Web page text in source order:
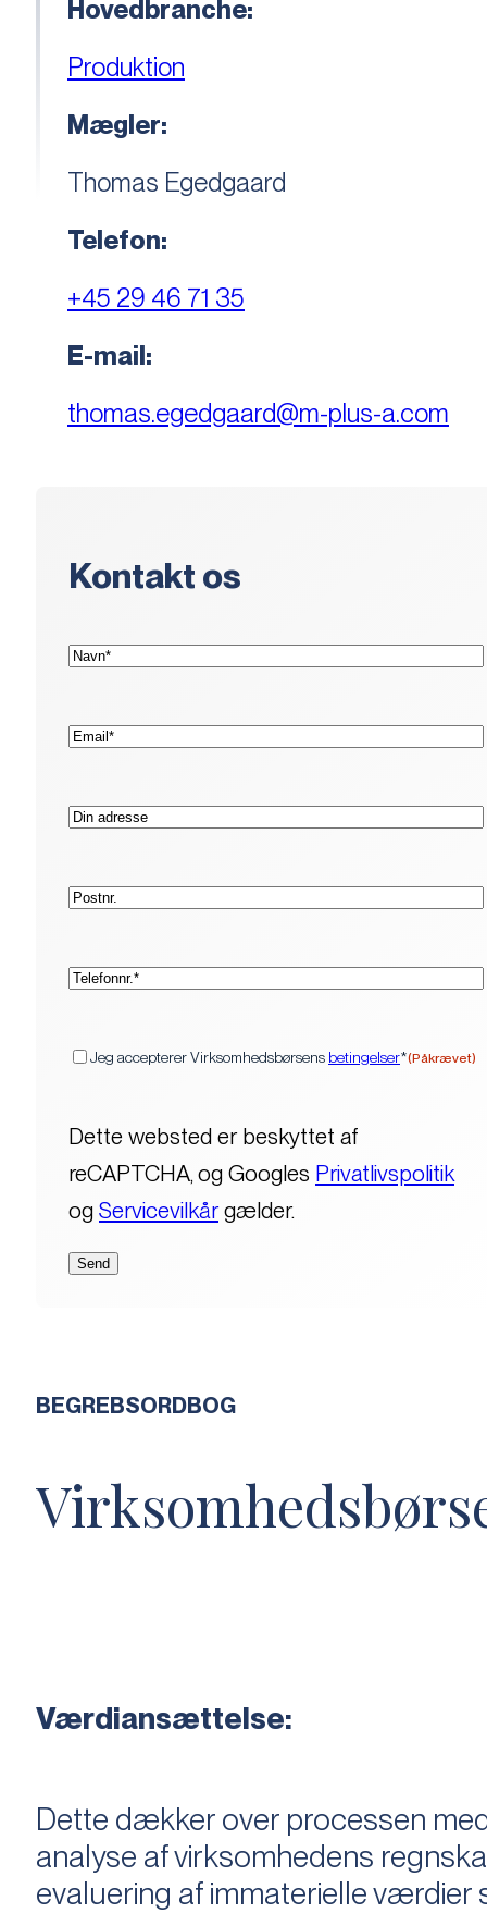
Hovedbranche:
Produktion
Mægler:
Thomas Egedgaard
Telefon:
+45 29 46 71 35
E-mail:
thomas.egedgaard@m-plus-a.com
Kontakt os
Navn*
E-
mail*
Adresse
Postnr.
Telefon*
Jeg accepterer Virksomhedsbørsens betingelser*(Påkrævet)
Dette websted er beskyttet af
reCAPTCHA, og Googles Privatlivspolitik
og Servicevilkårgælder.
BEGREBSORDBOG
Værdiansættelse:
Dette dækker over processen
analyse af virksomhedens
evaluering af immaterielle